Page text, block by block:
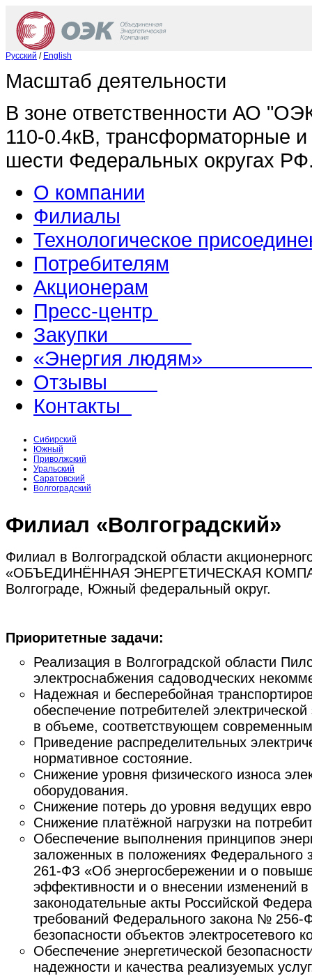
Русский / English
Масштаб деятельности
В зоне ответственности АО
110-0.4кВ, трансформаторные
шести Федеральных округах
О компании
Филиалы
Технологическое
Потребителям
Акционерам
Пресс-центр
Закупки
«Энергия
Отзывы
Контакты
Сибирский
Южный
Приволжский
Уральский
Саратовский
Волгоградский
Филиал «Волгоградский»
Филиал в Волгоградской области
«ОБЪЕДИНЁННАЯ ЭНЕРГЕТИЧЕСКАЯ
Волгограде, Южный федеральный округ.
Приоритетные задачи:
Реализация в Волгоградской области
электроснабжения садоводческих
Надежная и бесперебойная
обеспечение потребителей
в объеме, соответствующем
Приведение распределительных
нормативное состояние.
Снижение уровня физического износа
оборудования.
Снижение потерь до уровня ведущих
Снижение платёжной нагрузки на
Обеспечение выполнения принципов
заложенных в положениях Федерального
261-ФЗ «Об энергосбережении и о
эффективности и о внесении изменений
законодательные акты Российской
требований Федерального закона № 256-
безопасности объектов электросетевого
Обеспечение энергетической
надежности и качества реализуемых